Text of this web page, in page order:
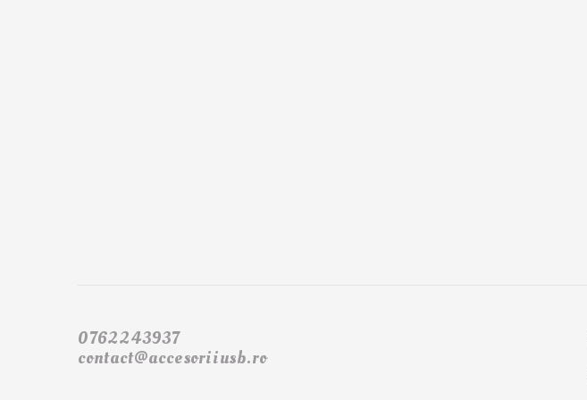
0762243937
contact@accesoriiusb.ro